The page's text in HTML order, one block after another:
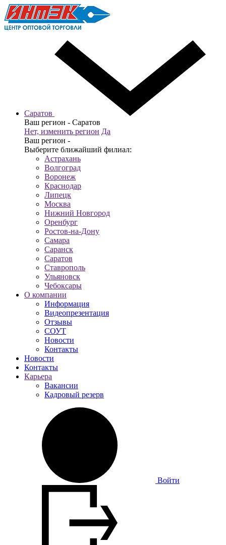
Саратов
Ваш регион - Саратов
Нет, изменить регион Да
Ваш регион -
Выберите ближайший филиал:
Астрахань
Волгоград
Воронеж
Краснодар
Липецк
Москва
Нижний Новгород
Оренбург
Ростов-на-Дону
Самара
Саранск
Саратов
Ставрополь
Ульяновск
Чебоксары
О компании
Информация
Видеопрезентация
Отзывы
СОУТ
Новости
Контакты
Новости
Контакты
Карьера
Вакансии
Кадровый резерв
Войти